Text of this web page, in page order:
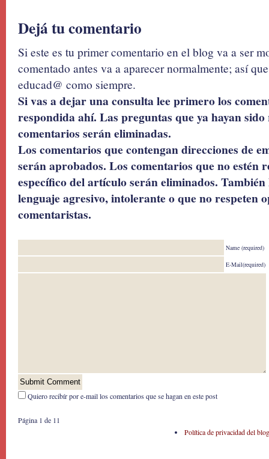
Dejá tu comentario
Si este es tu primer comentario en el blog va a ser
comentado antes va a aparecer normalmente; así
educad@ como siempre.
Si vas a dejar una consulta lee primero los
respondida ahí. Las preguntas que ya hayan
comentarios serán eliminadas.
Los comentarios que contengan direcciones de
serán aprobados. Los comentarios que no estén
específico del artículo serán eliminados.
lenguaje agresivo, intolerante o que no respeten
comentaristas.
Name (required)
E-Mail(required)
Quiero recibír por e-mail los comentarios que se hagan en este post
Página 1 de 1 1
Política de privacidad del